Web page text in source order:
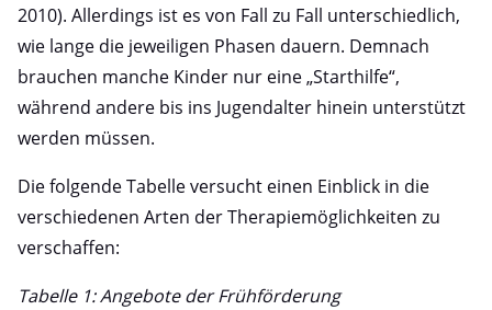
2010). Allerdings ist es von Fall zu Fall unterschiedlich,
wie lange die jeweiligen Phasen dauern. Demnach
brauchen manche Kinder nur eine „Starthilfe“,
während andere bis ins Jugendalter hinein unterstützt
werden müssen.
Die folgende Tabelle versucht einen Einblick in die
verschiedenen Arten der Therapiemöglichkeiten zu
verschaffen:
Tabelle 1: Angebote der Frühförderung